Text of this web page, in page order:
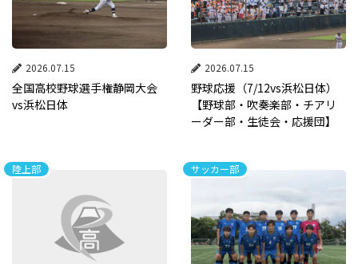
2026.07.15
全国高校野球選手権静岡大会
vs浜松日体
2026.07.15
野球応援（7/12vs浜松日体）
【野球部・吹奏楽部・チアリ
ーダー部・生徒会・応援団】
陸上部 サッカー部